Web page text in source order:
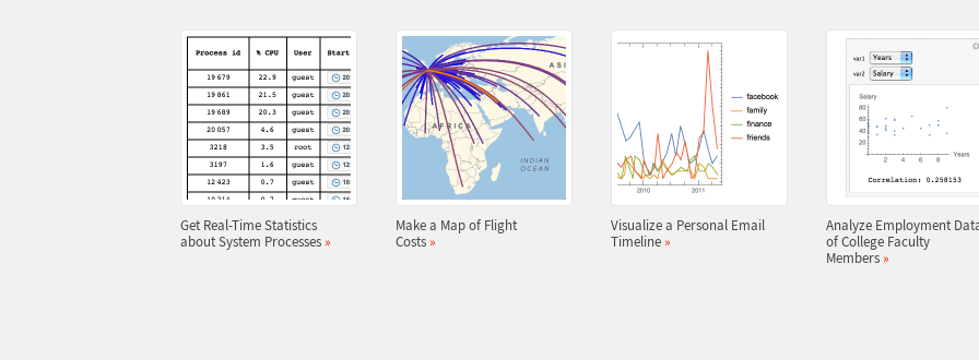
Get Real-Time Statistics
about System Processes »
Make a Map of Flight
Costs »
Visualize a Personal Email
Timeline »
Analyze Employment
of College Faculty
Members »